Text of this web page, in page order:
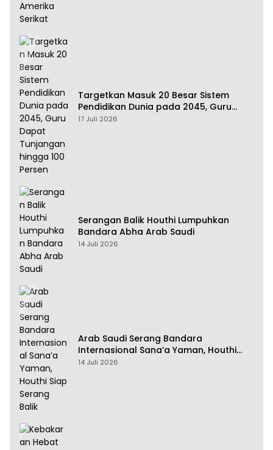
Targetkan Masuk 20 Besar Sistem
Pendidikan Dunia pada 2045, Guru
Dapat Tunjangan hingga 100 Persen
17 Juli 2026
Serangan Balik Houthi Lumpuhkan
Bandara Abha Arab Saudi
14 Juli 2026
Arab Saudi Serang Bandara
Internasional Sana’a Yaman, Houthi
Siap Serang Balik
14 Juli 2026